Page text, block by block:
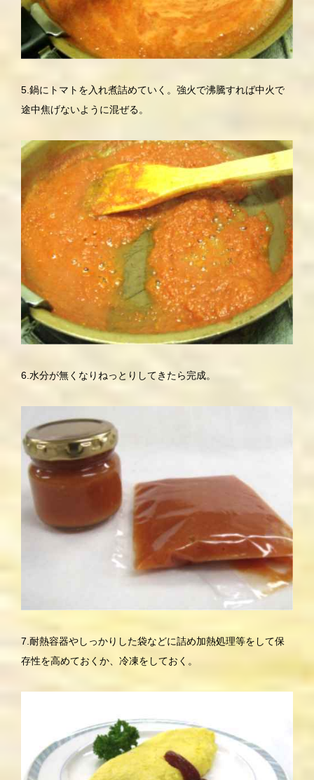
5.鍋にトマトを入れ煮詰めていく。強火で沸騰すれば中火で
途中焦げないように混ぜる。
6.水分が無くなりねっとりしてきたら完成。
7.耐熱容器やしっかりした袋などに詰め加熱処理等をして保
存性を高めておくか、冷凍をしておく。